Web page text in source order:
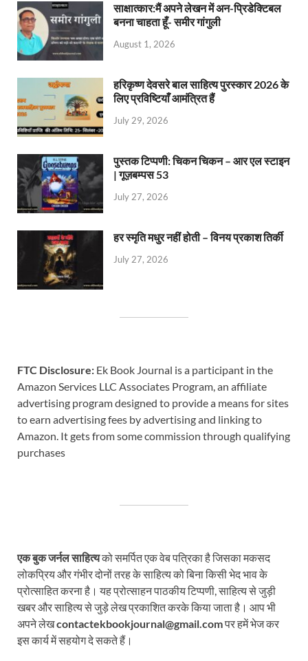
साक्षात्कार:मैं अपने लेखन में अन-प्रिडेक्टिबल
बनना चाहता हूँ- समीर गांगुली
August 1, 2026
हरिकृष्ण देवसरे बाल साहित्य पुरस्कार 2026 के
लिए प्रविष्टियाँ आमंत्रित हैं
July 29, 2026
पुस्तक टिप्पणी: चिकन चिकन – आर एल स्टाइन
| गूज़बम्पस 53
July 27, 2026
हर स्मृति मधुर नहीं होती – विनय प्रकाश तिर्की
July 27, 2026
FTC Disclosure: Ek Book Journal is a participant in the
Amazon Services LLC Associates Program, an affiliate
advertising program designed to provide a means for sites
to earn advertising fees by advertising and linking to
Amazon. It gets from some commission through qualifying
purchases
एक बुक जर्नल साहित्यको समर्पित एक वेब पत्रिका है जिसका मकसद
लोकप्रिय और गंभीर दोनों तरह के साहित्य को बिना किसी भेद भाव के
प्रोत्साहित करना है। यह प्रोत्साहन पाठकीय टिप्पणी, साहित्य से जुड़ी
खबर और साहित्य से जुड़े लेख प्रकाशित करके किया जाता है। आप भी
अपने लेखcontactekbookjournal@gmail.comपर हमें भेज कर
इस कार्य में सहयोग दे सकते हैं।